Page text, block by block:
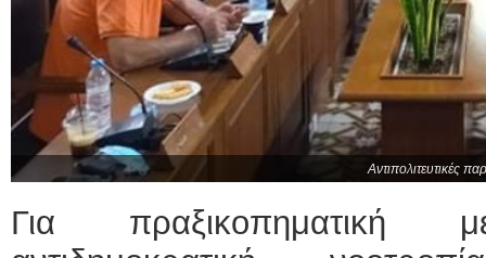
Αντιπολιτευτικές
Για πραξικοπηματική